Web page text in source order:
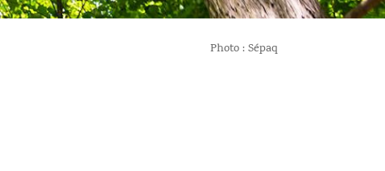
Photo : Sépaq